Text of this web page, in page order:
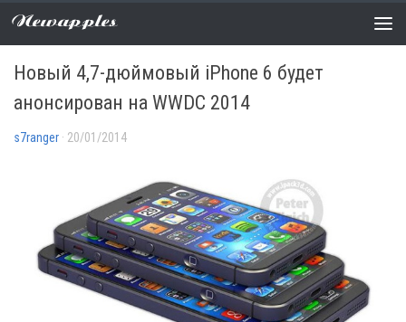
Newapples
АНАЛИТИКА/НОВОСТИ 0 COMMENTS
Новый 4,7-дюймовый iPhone 6 будет
анонсирован на WWDC 2014
s7ranger · 20/01/2014